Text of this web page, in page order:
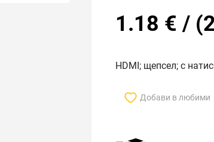
1.18 € / (
HDMI; щепсел; с
Добави в любими